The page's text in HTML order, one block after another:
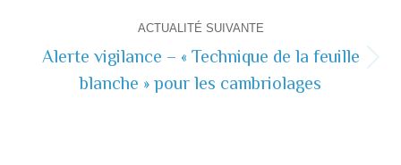
commentaireACTUALITÉ SUIVANTE
Actualité
suivante
Alerte vigilance – « Technique de la feuille
blanche » pour les cambriolages